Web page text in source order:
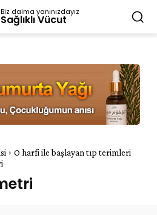
Biz daima yanınızdayız
Sağlıklı Vücut
O harfi ile başlayan tıp terimleri